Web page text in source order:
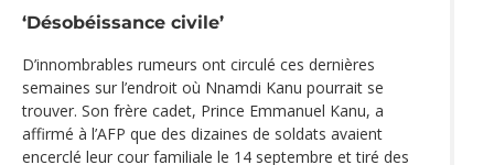
‘Désobéissance civile’
D’innombrables rumeurs ont circulé ces dernières
semaines sur l’endroit où Nnamdi Kanu pourrait se
trouver. Son frère cadet, Prince Emmanuel Kanu, a
affirmé à l’AFP que des dizaines de soldats avaient
encerclé leur cour familiale le 14 septembre et tiré des